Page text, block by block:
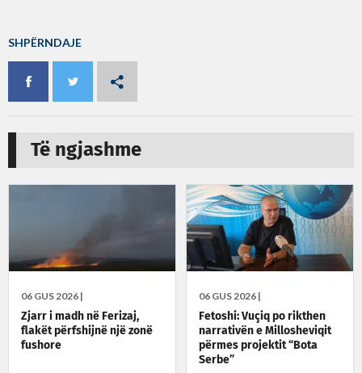
SHPËRNDAJE
Të ngjashme
06 GUS 2026 |
Zjarr i madh në Ferizaj,
flakët përfshijnë një zonë
fushore
06 GUS 2026 |
Fetoshi: Vuçiq po rikthen
narrativën e Millosheviqit
përmes projektit “Bota
Serbe”